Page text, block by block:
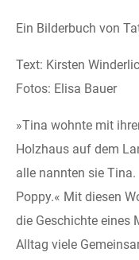
Ein Bilderbuch von
Text: Kirsten
Fotos: Elisa Bauer
»Tina wohnte mit
Holzhaus auf dem
alle nannten sie
Poppy.« Mit diesen
die Geschichte eines
Alltag viele